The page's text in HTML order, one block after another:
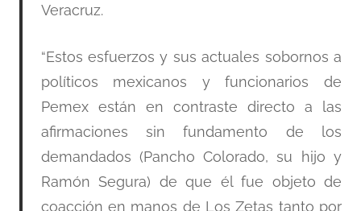
Veracruz.
“Estos esfuerzos y sus actuales sobornos a
políticos mexicanos y funcionarios de
Pemex están en contraste directo a las
afirmaciones sin fundamento de los
demandados (Pancho Colorado, su hijo y
Ramón Segura) de que él fue objeto de
coacción en manos de Los Zetas tanto por